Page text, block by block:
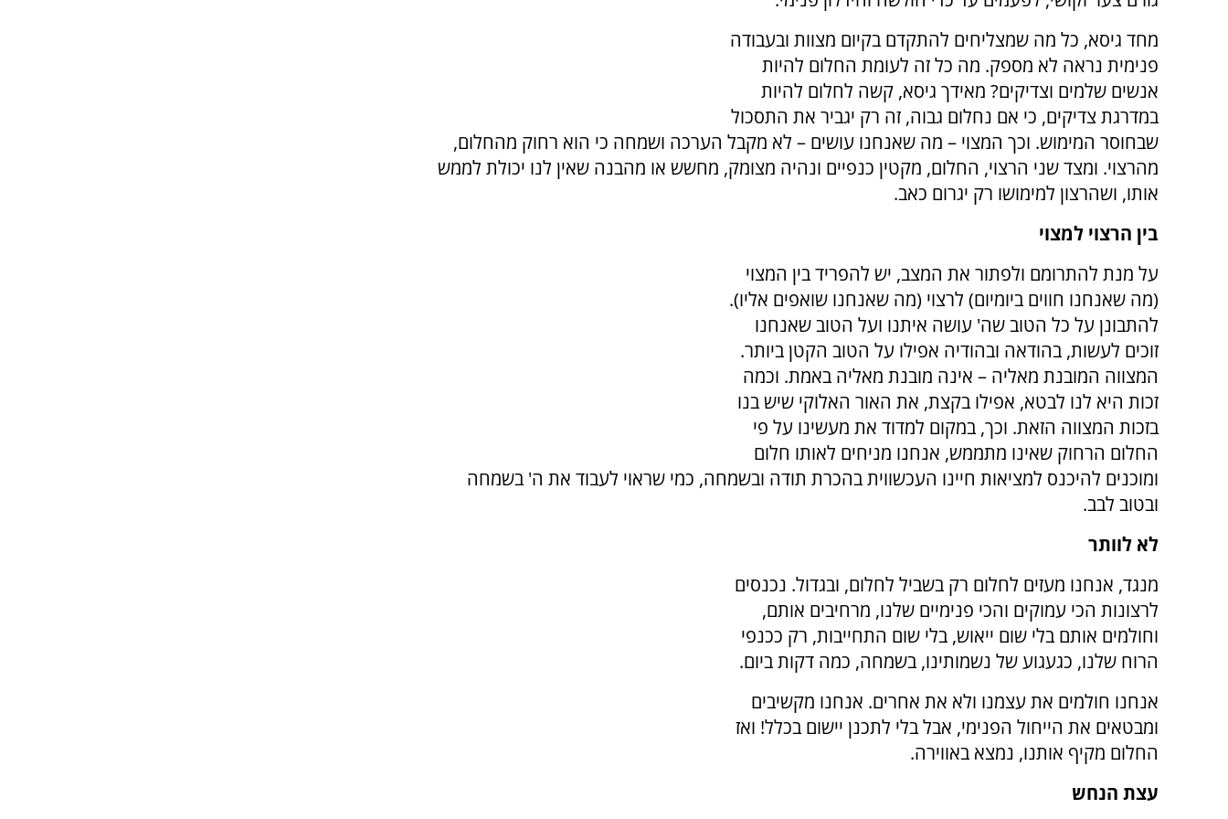
מחד גיסא, כל מה שמצליחים להתקדם בקיום מצוות ובעבודה
פנימית נראה לא מספק. מה כל זה לעומת החלום להיות
אנשים שלמים וצדיקים? מאידך גיסא, קשה לחלום להיות
במדרגת צדיקים, כי אם נחלום גבוה, זה רק יגביר את התסכול
שבחוסר המימוש. וכך המצוי – מה שאנחנו עושים – לא מקבל הערכה ושמחה כי הוא רחוק מהחלום,
מהרצוי. ומצד שני הרצוי, החלום, מקטין כנפיים ונהיה מצומק, מחשש או מהבנה שאין לנו יכולת לממש
אותו, ושהרצון למימושו רק יגרום כאב.
בין הרצוי למצוי
על מנת להתרומם ולפתור את המצב, יש להפריד בין המצוי
(מה שאנחנו חווים ביומיום) לרצוי (מה שאנחנו שואפים אליו).
להתבונן על כל הטוב שה' עושה איתנו ועל הטוב שאנחנו
זוכים לעשות, בהודאה ובהודיה אפילו על הטוב הקטן ביותר.
המצווה המובנת מאליה – אינה מובנת מאליה באמת. וכמה
זכות היא לנו לבטא, אפילו בקצת, את האור האלוקי שיש בנו
בזכות המצווה הזאת. וכך, במקום למדוד את מעשינו על פי
החלום הרחוק שאינו מתממש, אנחנו מניחים לאותו חלום
ומוכנים להיכנס למציאות חיינו העכשווית בהכרת תודה ובשמחה, כמי שראוי לעבוד את ה' בשמחה
ובטוב לבב.
לא לוותר
מנגד, אנחנו מעזים לחלום רק בשביל לחלום, ובגדול. נכנסים
לרצונות הכי עמוקים והכי פנימיים שלנו, מרחיבים אותם,
וחולמים אותם בלי שום ייאוש, בלי שום התחייבות, רק ככנפי
הרוח שלנו, כגעגוע של נשמותינו, בשמחה, כמה דקות ביום.
אנחנו חולמים את עצמנו ולא את אחרים. אנחנו מקשיבים
ומבטאים את הייחול הפנימי, אבל בלי לתכנן יישום בכלל! ואז
החלום מקיף אותנו, נמצא באווירה.
עצת הנחש